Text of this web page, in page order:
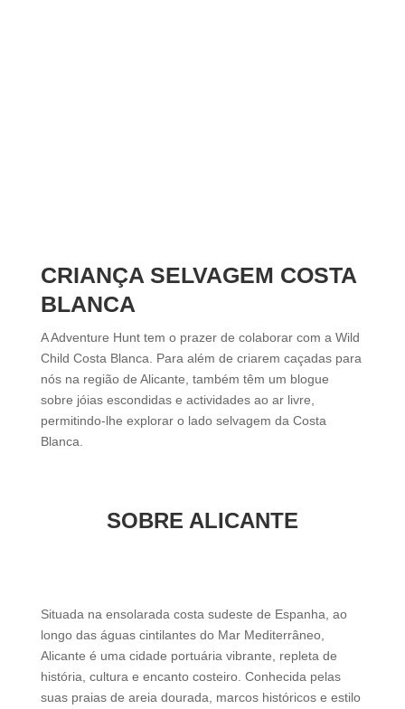
CRIANÇA SELVAGEM COSTA
BLANCA
A Adventure Hunt tem o prazer de colaborar com a Wild
Child Costa Blanca. Para além de criarem caçadas para
nós na região de Alicante, também têm um blogue
sobre jóias escondidas e actividades ao ar livre,
permitindo-lhe explorar o lado selvagem da Costa
Blanca.
SOBRE ALICANTE
Situada na ensolarada costa sudeste de Espanha, ao
longo das águas cintilantes do Mar Mediterrâneo,
Alicante é uma cidade portuária vibrante, repleta de
história, cultura e encanto costeiro. Conhecida pelas
suas praias de areia dourada, marcos históricos e estilo